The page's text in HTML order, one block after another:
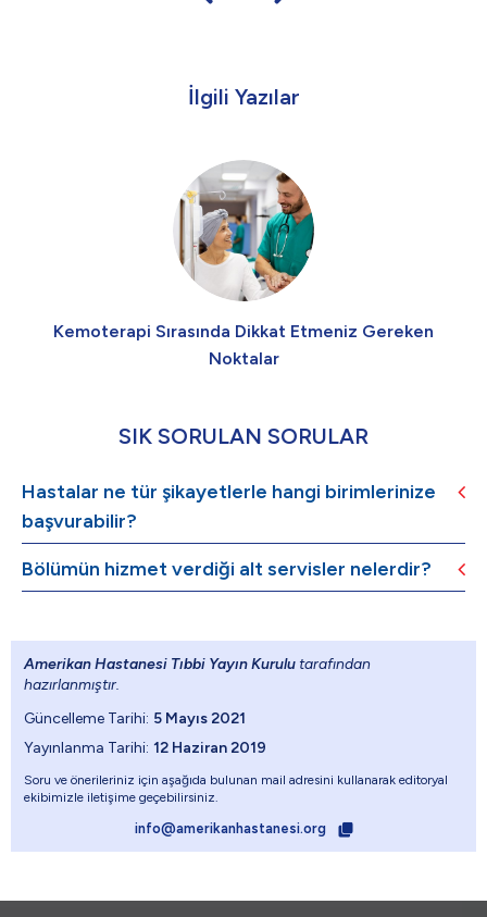
İlgili Yazılar
Kemoterapi Sırasında Dikkat Etmeniz Gereken
Noktalar
SIK SORULAN SORULAR
Hastalar ne tür şikayetlerle hangi birimlerinize
başvurabilir?
Bölümün hizmet verdiği alt servisler nelerdir?
Amerikan Hastanesi Tıbbi Yayın Kurulu tarafından
hazırlanmıştır.
Güncelleme Tarihi: 5 Mayıs 2021
Yayınlanma Tarihi: 12 Haziran 2019
Soru ve önerileriniz için aşağıda bulunan mail adresini kullanarak editoryal
ekibimizle iletişime geçebilirsiniz.
info@amerikanhastanesi.org